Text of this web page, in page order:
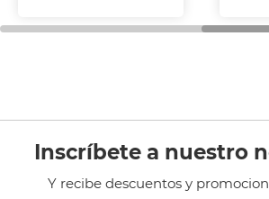
Inscríbete a nuestro
Y recibe descuentos y